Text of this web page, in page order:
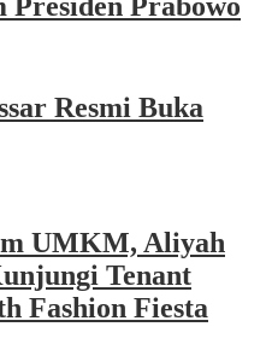
Resmi Buka
UMKM, Aliyah
Tenant
Fashion Fiesta